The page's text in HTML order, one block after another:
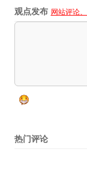
观点发布 网站评论
热门评论